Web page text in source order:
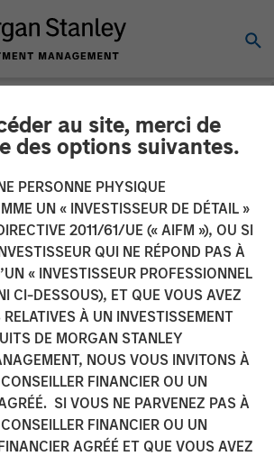
au site, merci de
des options suivantes.
PERSONNE PHYSIQUE
UN « INVESTISSEUR DE DÉTAIL »
2011/61/UE (« AIFM »), OU SI
QUI NE RÉPOND PAS À
« INVESTISSEUR PROFESSIONNEL
CI-DESSOUS), ET QUE VOUS AVEZ
À UN INVESTISSEMENT
DE MORGAN STANLEY
NOUS VOUS INVITONS À
FINANCIER OU UN
SI VOUS NE PARVENEZ PAS À
FINANCIER OU UN
AGRÉÉ ET QUE VOUS AVEZ
Investment
Raises $500
First Close of
Private Equity